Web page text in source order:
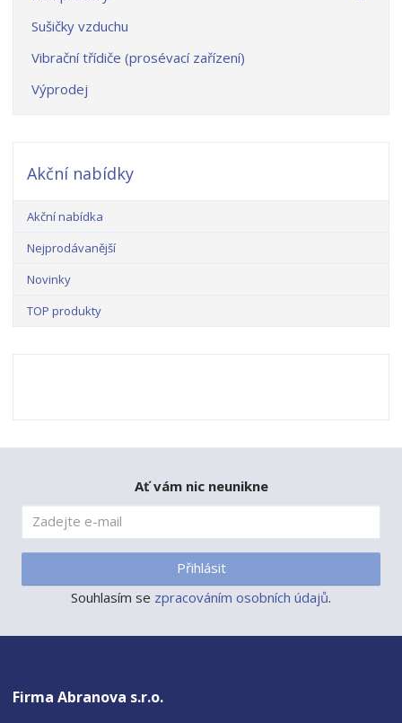
Sušičky vzduchu
Vibrační třídiče (prosévací zařízení)
Výprodej
Akční nabídky
Akční nabídka
Nejprodávanější
Novinky
TOP produkty
Ať vám nic neunikne
Přihlásit
Souhlasím se zpracováním osobních údajů.
Firma Abranova s.r.o.